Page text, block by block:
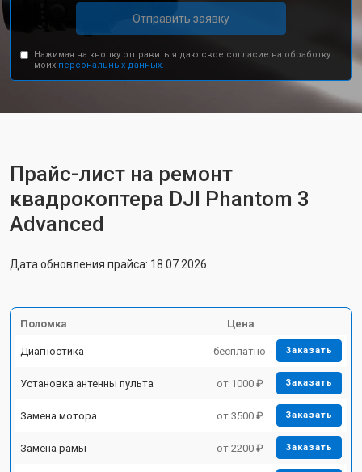
Отправить заявку
Нажимая на кнопку отправить я даю свое согласие на обработку
моих персональных данных.
Прайс-лист на ремонт
квадрокоптера DJI Phantom 3
Advanced
Дата обновления прайса: 18.07.2026
Поломка Цена
Диагностика бесплатно Заказать
Установка антенны пульта от 1000 ₽ Заказать
Замена мотора от 3500 ₽ Заказать
Замена рамы от 2200 ₽ Заказать